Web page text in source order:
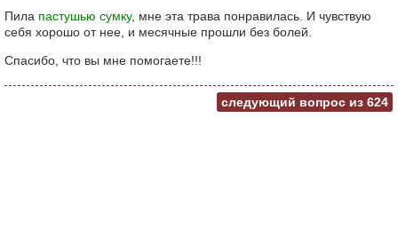
Пила пастушью сумку, мне эта трава понравилась. И чувствую
себя хорошо от нее, и месячные прошли без болей.
Спасибо, что вы мне помогаете!!!
следующий вопрос из 624